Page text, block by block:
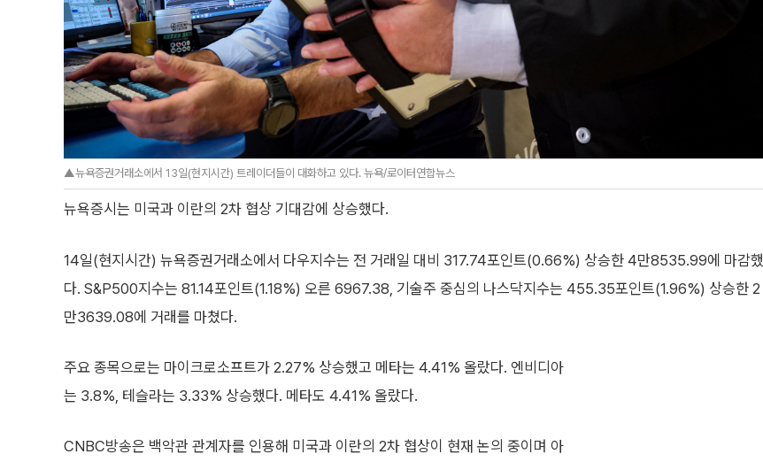
▲뉴욕증권거래소에서 13일(현지시간) 트레이더들이 대화하고 있다. 뉴욕/로이터연합뉴스
뉴욕증시는 미국과 이란의 2차 협상 기대감에 상승했다.
14일(현지시간) 뉴욕증권거래소에서 다우지수는 전 거래일 대비 317.74포인트(0.66%) 상승한 4만8535.99에 마감했
다. S&P500지수는 81.14포인트(1.18%) 오른 6967.38, 기술주 중심의 나스닥지수는 455.35포인트(1.96%) 상승한 2
만3639.08에 거래를 마쳤다.
주요 종목으로는 마이크로소프트가 2.27% 상승했고 메타는 4.41% 올랐다. 엔비디아
는 3.8%, 테슬라는 3.33% 상승했다. 메타도 4.41% 올랐다.
CNBC방송은 백악관 관계자를 인용해 미국과 이란의 2차 협상이 현재 논의 중이며 아